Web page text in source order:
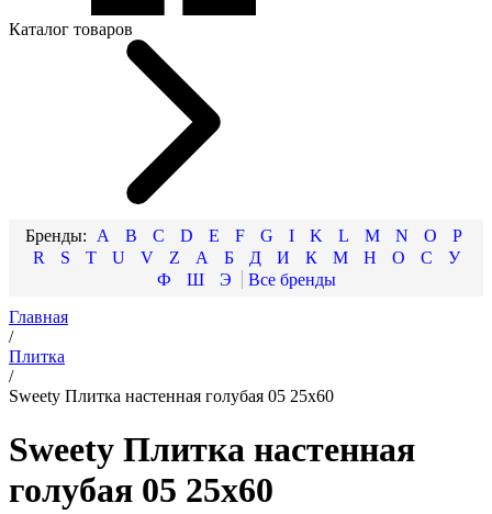
Каталог товаров
A B C D E F G I K L M N O
P
R
S T U V Z А Б Д И К М Н О С
У
Ф
Ш
Э
Главная
/
Плитка
/
Sweety Плитка настенная голубая 05 25х60
Sweety Плитка настенная
голубая 05 25х60